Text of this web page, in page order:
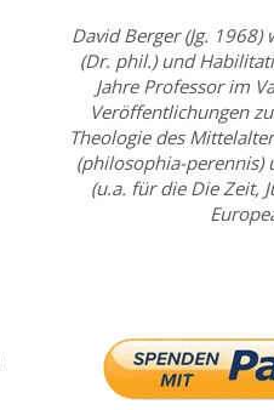
David Berger (Jg.
(Dr. phil.) und
Jahre Professor im
Veröffentlichungen
Theologie des
(philosophia-perennis)
(u.a. für die Die Zeit,